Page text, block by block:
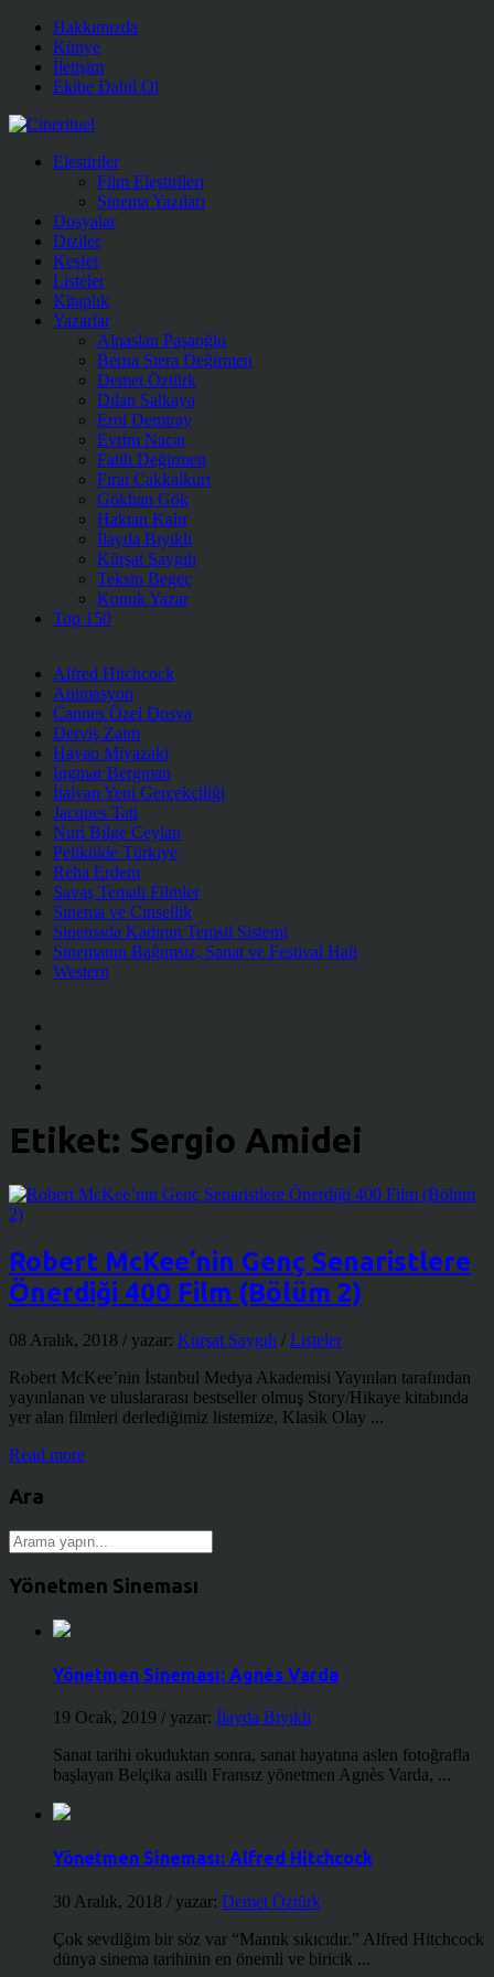
Hakkımızda
Künye
İletişim
Ekibe Dahil Ol
Eleştiriler
Film Eleştirileri
Sinema Yazıları
Dosyalar
Diziler
Keşfet
Listeler
Kitaplık
Yazarlar
Alpaslan Paşaoğlu
Berna Stera Değirmen
Demet Öztürk
Dilan Salkaya
Erol Demiray
Evrim Nacar
Fatih Değirmen
Fırat Çakkalkurt
Gökhan Gök
Haktan Kalır
İlayda Bıyıklı
Kürşat Saygılı
Teksin Begeç
Konuk Yazar
Top 150
Alfred Hitchcock
Animasyon
Cannes Özel Dosya
Derviş Zaim
Hayao Miyazaki
Ingmar Bergman
İtalyan Yeni Gerçekçiliği
Jacques Tati
Nuri Bilge Ceylan
Pelikülde Türkiye
Reha Erdem
Savaş Temalı Filmler
Sinema ve Cinsellik
Sinemada Kadının Temsil Sistemi
Sinemanın Bağımsız, Sanat ve Festival Hali
Western
Etiket: Sergio Amidei
Robert McKee’nin Genç Senaristlere
Önerdiği 400 Film (Bölüm 2)
08 Aralık, 2018 / yazar: Kürşat Saygılı / Listeler
Robert McKee’nin İstanbul Medya Akademisi Yayınları tarafından
yayınlanan ve uluslararası bestseller olmuş Story/Hikaye kitabında
yer alan filmleri derlediğimiz listemize, Klasik Olay ...
Read more
Ara
Yönetmen Sineması
Yönetmen Sineması: Agnès Varda
19 Ocak, 2019 / yazar: İlayda Bıyıklı
Sanat tarihi okuduktan sonra, sanat hayatına aslen fotoğrafla
başlayan Belçika asıllı Fransız yönetmen Agnès Varda, ...
Yönetmen Sineması: Alfred Hitchcock
30 Aralık, 2018 / yazar: Demet Öztürk
Çok sevdiğim bir söz var “Mantık sıkıcıdır.” Alfred Hitchcock
dünya sinema tarihinin en önemli ve biricik ...